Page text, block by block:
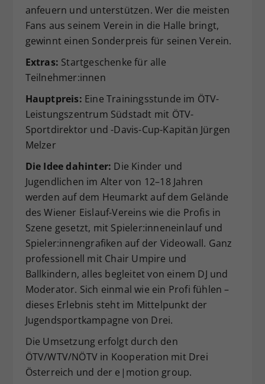
anfeuern und unterstützen. Wer die meisten
Fans aus seinem Verein in die Halle bringt,
gewinnt einen Sonderpreis für seinen Verein.
Extras: Startgeschenke für alle
Teilnehmer:innen
Hauptpreis: Eine Trainingsstunde im ÖTV-
Leistungszentrum Südstadt mit ÖTV-
Sportdirektor und -Davis-Cup-Kapitän Jürgen
Melzer
Die Idee dahinter: Die Kinder und
Jugendlichen im Alter von 12–18 Jahren
werden auf dem Heumarkt auf dem Gelände
des Wiener Eislauf-Vereins wie die Profis in
Szene gesetzt, mit Spieler:inneneinlauf und
Spieler:innengrafiken auf der Videowall. Ganz
professionell mit Chair Umpire und
Ballkindern, alles begleitet von einem DJ und
Moderator. Sich einmal wie ein Profi fühlen –
dieses Erlebnis steht im Mittelpunkt der
Jugendsportkampagne von Drei.
Die Umsetzung erfolgt durch den
ÖTV/WTV/NÖTV in Kooperation mit Drei
Österreich und der e|motion group.